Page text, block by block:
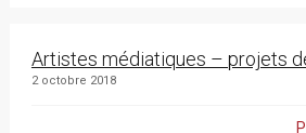
Artistes médiatiques – projets
2 octobre 2018